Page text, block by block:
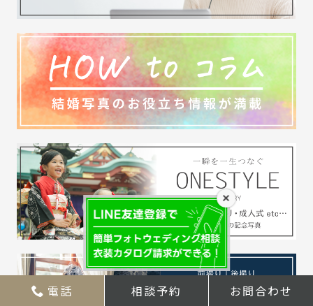
×
電話 相談予約 お問合わせ